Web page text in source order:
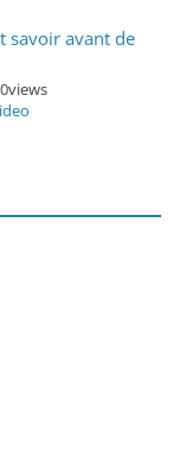
savoir avant de
0views